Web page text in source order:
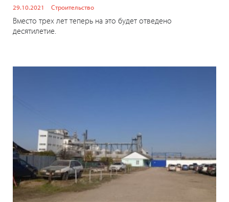
29.10.2021 Строительство
Вместо трех лет теперь на это будет отведено
десятилетие.